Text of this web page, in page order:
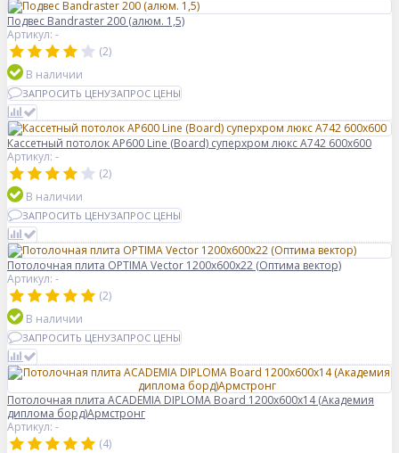
Подвес Bandraster 200 (алюм. 1,5)
Артикул: -
(2)
В наличии
ЗАПРОСИТЬ ЦЕНУЗАПРОС ЦЕНЫ
Кассетный потолок AP600 Line (Board) суперхром люкс А742 600x600
Артикул: -
(2)
В наличии
ЗАПРОСИТЬ ЦЕНУЗАПРОС ЦЕНЫ
Потолочная плита OPTIMA Vector 1200x600x22 (Оптима вектор)
Артикул: -
(2)
В наличии
ЗАПРОСИТЬ ЦЕНУЗАПРОС ЦЕНЫ
Потолочная плита ACADEMIA DIPLOMA Board 1200x600x14 (Академия
диплома борд)Армстронг
Артикул: -
(4)